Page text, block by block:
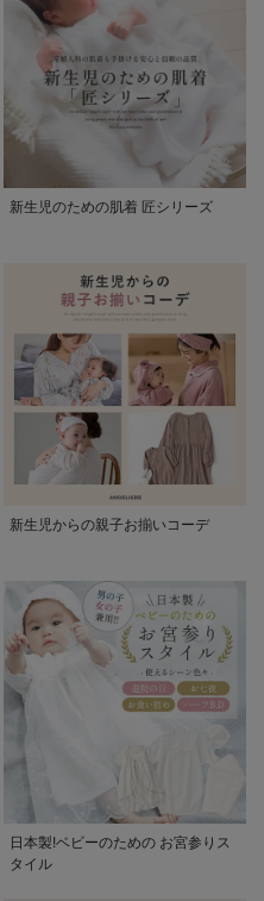
新生児のための肌着 匠シリーズ
新生児からの親子お揃いコーデ
日本製!ベビーのための お宮参りス
タイル